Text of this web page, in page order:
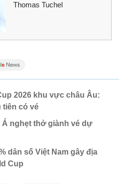
Thomas Tuchel
2026 khu vực châu Âu:
tiên có vé
nghẹt thở giành vé dự
dân số Việt Nam gây địa
Cup